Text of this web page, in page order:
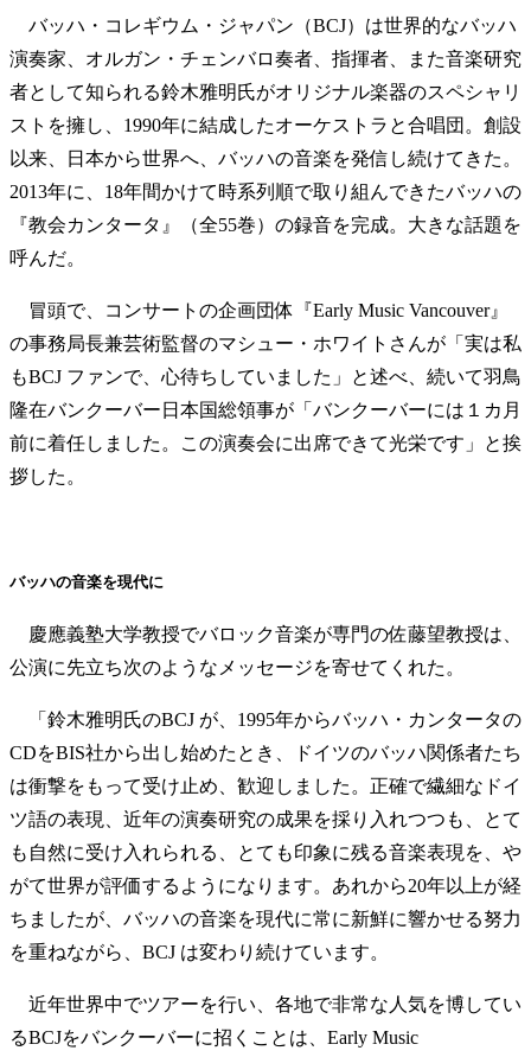
バッハ・コレギウム・ジャパン（BCJ）は世界的なバッハ
演奏家、オルガン・チェンバロ奏者、指揮者、また音楽研究
者として知られる鈴木雅明氏がオリジナル楽器のスペシャリ
ストを擁し、1990年に結成したオーケストラと合唱団。創設
以来、日本から世界へ、バッハの音楽を発信し続けてきた。
2013年に、18年間かけて時系列順で取り組んできたバッハの
『教会カンタータ』（全55巻）の録音を完成。大きな話題を
呼んだ。
冒頭で、コンサートの企画団体『Early Music Vancouver』
の事務局長兼芸術監督のマシュー・ホワイトさんが「実は私
もBCJ ファンで、心待ちしていました」と述べ、続いて羽鳥
隆在バンクーバー日本国総領事が「バンクーバーには１カ月
前に着任しました。この演奏会に出席できて光栄です」と挨
拶した。
バッハの音楽を現代に
慶應義塾大学教授でバロック音楽が専門の佐藤望教授は、
公演に先立ち次のようなメッセージを寄せてくれた。
「鈴木雅明氏のBCJ が、1995年からバッハ・カンタータの
CDをBIS社から出し始めたとき、ドイツのバッハ関係者たち
は衝撃をもって受け止め、歓迎しました。正確で繊細なドイ
ツ語の表現、近年の演奏研究の成果を採り入れつつも、とて
も自然に受け入れられる、とても印象に残る音楽表現を、や
がて世界が評価するようになります。あれから20年以上が経
ちましたが、バッハの音楽を現代に常に新鮮に響かせる努力
を重ねながら、BCJ は変わり続けています。
近年世界中でツアーを行い、各地で非常な人気を博してい
るBCJをバンクーバーに招くことは、Early Music